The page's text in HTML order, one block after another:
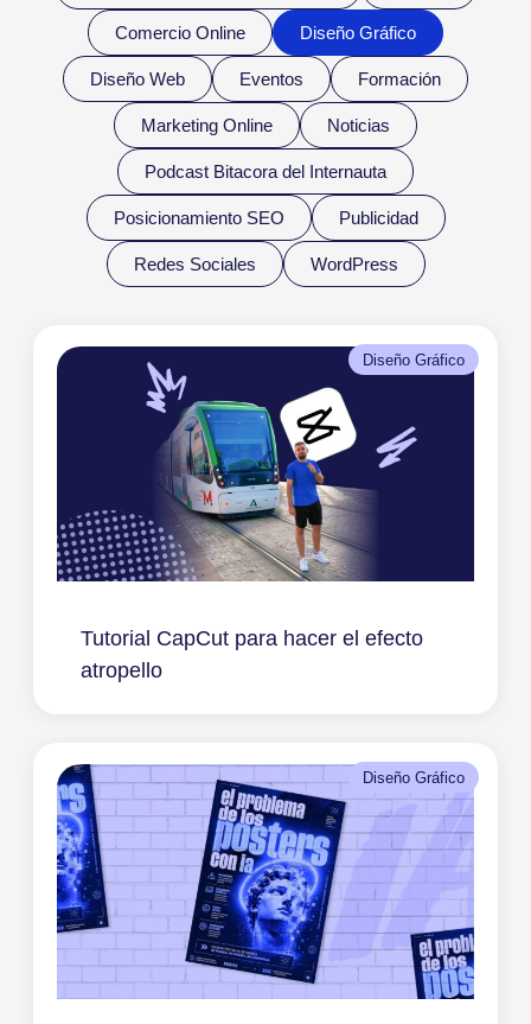
Comercio Online Diseño Gráfico
Diseño Web Eventos Formación
Marketing Online Noticias
Podcast Bitacora del Internauta
Posicionamiento SEO Publicidad
Redes Sociales WordPress
Diseño Gráfico
Tutorial CapCut para hacer el efecto
atropello
Diseño Gráfico